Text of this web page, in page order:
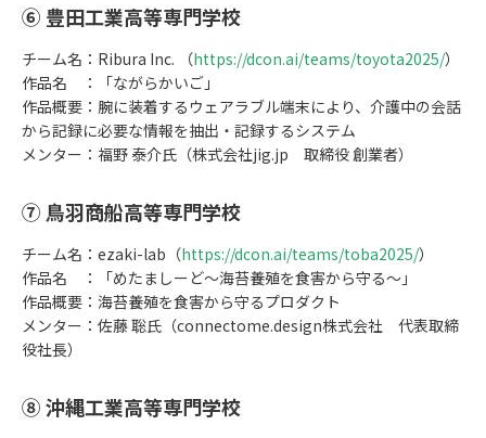
⑥ 豊田工業高等専門学校
チーム名：Ribura Inc. （https://dcon.ai/teams/toyota2025/）
作品名 ：「ながらかいご」
作品概要：腕に装着するウェアラブル端末により、介護中の会話
から記録に必要な情報を抽出・記録するシステム
メンター：福野 泰介氏（株式会社jig.jp 取締役 創業者）
⑦ 鳥羽商船高等専門学校
チーム名：ezaki-lab（https://dcon.ai/teams/toba2025/）
作品名 ：「めたましーど～海苔養殖を食害から守る～」
作品概要：海苔養殖を食害から守るプロダクト
メンター：佐藤 聡氏（connectome.design株式会社 代表取締
役社長）
⑧ 沖縄工業高等専門学校